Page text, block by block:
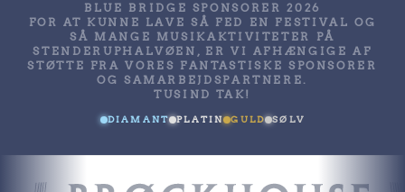
BLUE BRIDGE SPONSORER 2026
FOR AT KUNNE LAVE SÅ FED EN FESTIVAL OG
SÅ MANGE MUSIKAKTIVITETER PÅ
STENDERUPHALVØEN, ER VI AFHÆNGIGE AF
STØTTE FRA VORES FANTASTISKE SPONSORER
OG SAMARBEJDSPARTNERE.
TUSIND TAK!
DIAMANT PLATIN GULD SØLV